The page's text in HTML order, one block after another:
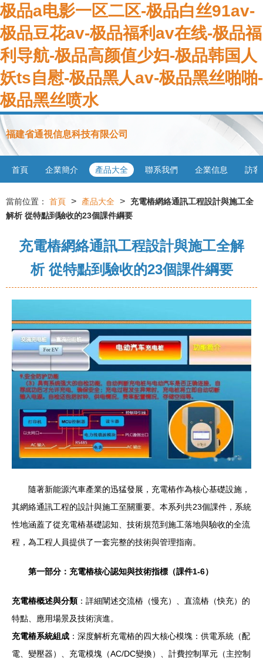
极品a电影一区二区-极品白丝91av-
极品豆花av-极品福利av在线-极品福
利导航-极品高颜值少妇-极品韩国人
妖ts自慰-极品黑人av-极品黑丝啪啪-
极品黑丝喷水
福建省通視信息科技有限公司
首頁 企業簡介 產品大全 聯系我們 企業信息 訪客
當前位置： 首頁 > 產品大全 >
充電樁網絡通訊工程設計與施工全
解析 從特點到驗收的23個課件綱要
充電樁網絡通訊工程設計與施工全解
析 從特點到驗收的23個課件綱要
隨著新能源汽車產業的迅猛發展，充電樁作為核心基礎設施，
其網絡通訊工程的設計與施工至關重要。本系列共23個課件，系統
性地涵蓋了從充電樁基礎認知、技術規范到施工落地與驗收的全流
程，為工程人員提供了一套完整的技術與管理指南。
第一部分：充電樁核心認知與技術指標（課件1-6）
充電樁概述與分類 ：詳細闡述交流樁（慢充）、直流樁（快充）的
特點、應用場景及技術演進。
充電樁系統組成 ：深度解析充電樁的四大核心模塊：供電系統（配
電、變壓器）、充電模塊（AC/DC變換）、計費控制單元（主控制